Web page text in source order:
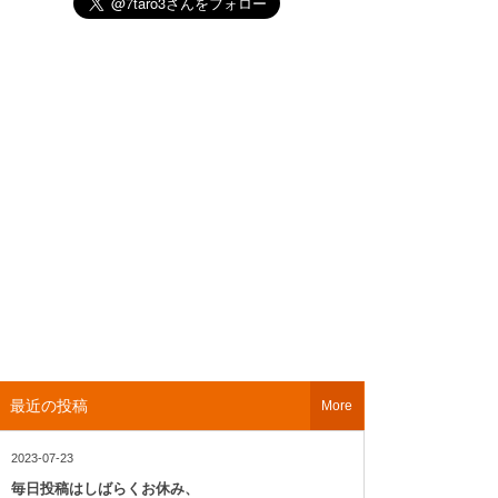
最近の投稿
2023-07-23
毎日投稿はしばらくお休み、
More